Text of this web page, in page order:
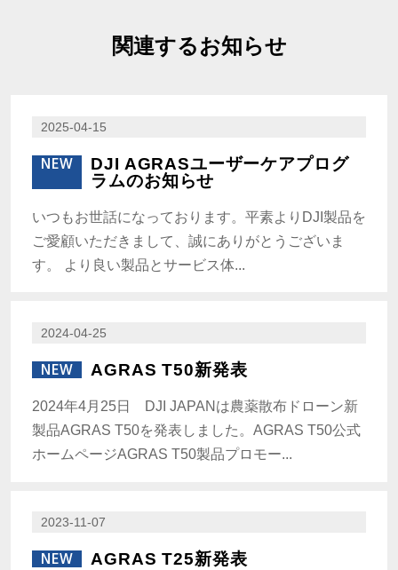
関連するお知らせ
2025-04-15
NEW
DJI AGRASユーザーケアプログ
ラムのお知らせ
いつもお世話になっております。平素よりDJI製品を
ご愛顧いただきまして、誠にありがとうございま
す。 より良い製品とサービス体...
2024-04-25
NEW AGRAS T50新発表
2024年4月25日 DJI JAPANは農薬散布ドローン新
製品AGRAS T50を発表しました。AGRAS T50公式
ホームページAGRAS T50製品プロモー...
2023-11-07
NEW AGRAS T25新発表